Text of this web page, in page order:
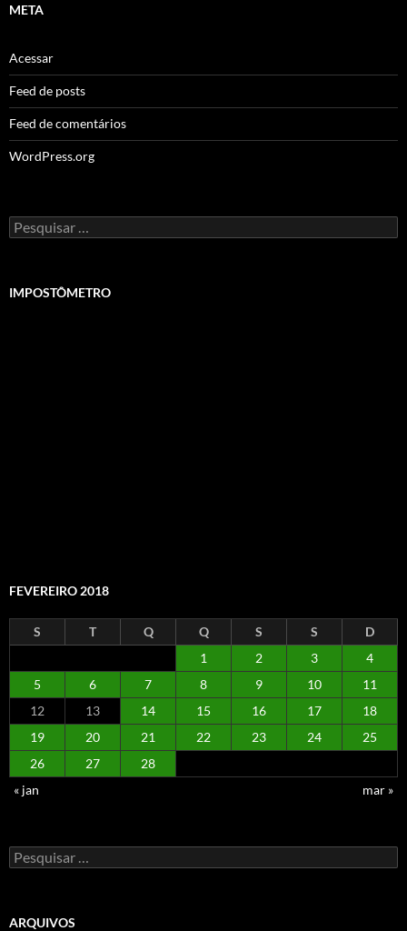
META
Acessar
Feed de posts
Feed de comentários
WordPress.org
Pesquisar
por:
IMPOSTÔMETRO
FEVEREIRO 2018
S T Q Q S S
D
1
2 3
4
5
6 7 8 9 10
11
12
13 14 15 16 17
18
19
20 21 22 23 24
25
26
27
28
« jan
mar »
Pesquisar
por:
ARQUIVOS